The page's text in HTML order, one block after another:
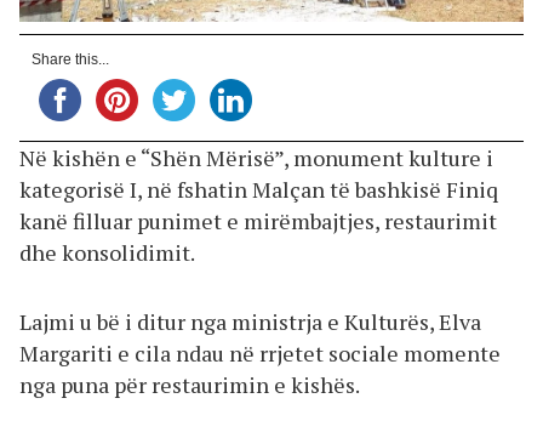
Share this...
Në kishën e “Shën Mërisë”, monument kulture i
kategorisë I, në fshatin Malçan të bashkisë Finiq
kanë filluar punimet e mirëmbajtjes, restaurimit
dhe konsolidimit.
Lajmi u bë i ditur nga ministrja e Kulturës, Elva
Margariti e cila ndau në rrjetet sociale momente
nga puna për restaurimin e kishës.